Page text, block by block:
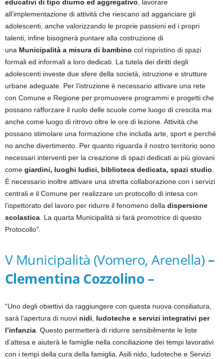
educativi di tipo diurno ed aggregativo , lavorare
all’implementazione di attività che riescano ad agganciare gli
adolescenti, anche valorizzando le proprie passioni ed i propri
talenti, infine bisognerà puntare alla costruzione di
una Municipalità a misura di bambino col rispristino di spazi
formali ed informali a loro dedicati. La tutela dei diritti degli
adolescenti investe due sfere della società, istruzione e strutture
urbane adeguate. Per l’istruzione è necessario attivare una rete
con Comune e Regione per promuovere programmi e progetti che
possano rafforzare il ruolo delle scuole come luogo di crescita ma
anche come luogo di ritrovo oltre le ore di lezione. Attività che
possano stimolare una formazione che includa arte, sport e perché
no anche divertimento. Per quanto riguarda il nostro territorio sono
necessari interventi per la creazione di spazi dedicati ai più giovani
come giardini, luoghi ludici, biblioteca dedicata, spazi studio
È necessario inoltre attivare una stretta collaborazione con i servizi
centrali e il Comune per realizzare un protocollo di intesa con
l’ispettorato del lavoro per ridurre il fenomeno della dispersione
scolastica . La quarta Municipalità si farà promotrice di questo
Protocollo”.
V Municipalità (Vomero, Arenella) –
Clementina Cozzolino –
“Uno degli obiettivi da raggiungere con questa nuova consiliatura,
sarà l’apertura di nuovi nidi
ludoteche e servizi integrativi per
l’infanzia . Questo permetterà di ridurre sensibilmente le liste
d’attesa e aiuterà le famiglie nella conciliazione dei tempi lavorativi
con i tempi della cura della famiglia. Asili nido, ludoteche e Servizi